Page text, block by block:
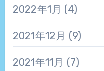
2022年1月 (4)
2021年12月 (9)
2021年11月 (7)